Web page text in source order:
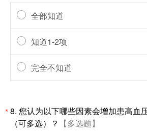
全部知道
知道1-2项
完全不知道
*8. 您认为以下哪些因素会增加患高血
（可多选）？
【多选题】